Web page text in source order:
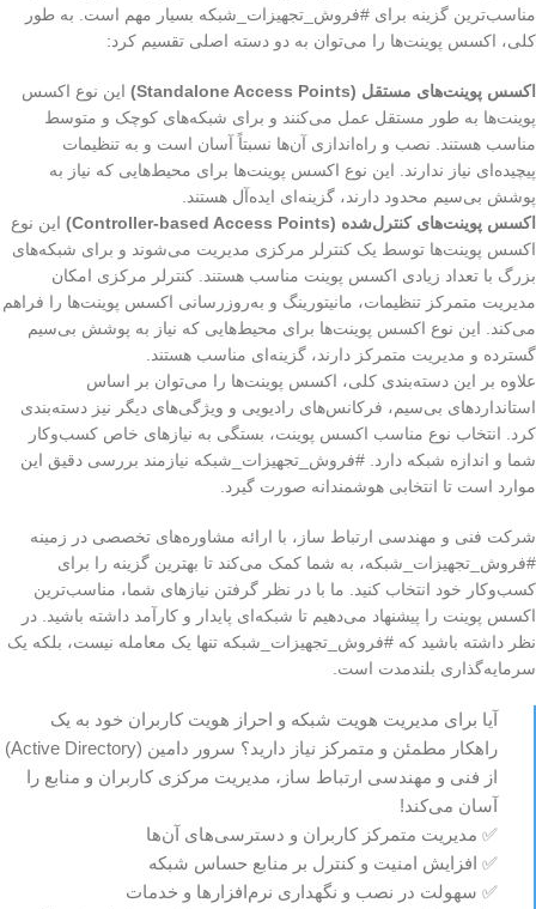
مناسب‌ترین گزینه برای #فروش_تجهیزات_شبکه بسیار مهم است. به طور
کلی، اکسس پوینت‌ها را می‌توان به دو دسته اصلی تقسیم کرد:
اکسس پوینت‌های مستقل (Standalone Access Points)
این نوع اکسس
پوینت‌ها به طور مستقل عمل می‌کنند و برای شبکه‌های کوچک و متوسط
مناسب هستند. نصب و راه‌اندازی آن‌ها نسبتاً آسان است و به تنظیمات
پیچیده‌ای نیاز ندارند. این نوع اکسس پوینت‌ها برای محیط‌هایی که نیاز به
پوشش بی‌سیم محدود دارند، گزینه‌ای ایده‌آل هستند.
اکسس پوینت‌های کنترل‌شده (Controller-based Access Points)
این نوع
اکسس پوینت‌ها توسط یک کنترلر مرکزی مدیریت می‌شوند و برای شبکه‌های
بزرگ با تعداد زیادی اکسس پوینت مناسب هستند. کنترلر مرکزی امکان
مدیریت متمرکز تنظیمات، مانیتورینگ و به‌روزرسانی اکسس پوینت‌ها را فراهم
می‌کند. این نوع اکسس پوینت‌ها برای محیط‌هایی که نیاز به پوشش بی‌سیم
گسترده و مدیریت متمرکز دارند، گزینه‌ای مناسب هستند.
علاوه بر این دسته‌بندی کلی، اکسس پوینت‌ها را می‌توان بر اساس
استانداردهای بی‌سیم، فرکانس‌های رادیویی و ویژگی‌های دیگر نیز دسته‌بندی
کرد. انتخاب نوع مناسب اکسس پوینت، بستگی به نیازهای خاص کسب‌وکار
شما و اندازه شبکه دارد. #فروش_تجهیزات_شبکه نیازمند بررسی دقیق این
موارد است تا انتخابی هوشمندانه صورت گیرد.
شرکت فنی و مهندسی ارتباط ساز، با ارائه مشاوره‌های تخصصی در زمینه
#فروش_تجهیزات_شبکه، به شما کمک می‌کند تا بهترین گزینه را برای
کسب‌وکار خود انتخاب کنید. ما با در نظر گرفتن نیازهای شما، مناسب‌ترین
اکسس پوینت را پیشنهاد می‌دهیم تا شبکه‌ای پایدار و کارآمد داشته باشید. در
نظر داشته باشید که #فروش_تجهیزات_شبکه تنها یک معامله نیست، بلکه یک
سرمایه‌گذاری بلندمدت است.
آیا برای مدیریت هویت شبکه و احراز هویت کاربران خود به یک
راهکار مطمئن و متمرکز نیاز دارید؟ سرور دامین (Active Directory)
از فنی و مهندسی ارتباط ساز، مدیریت مرکزی کاربران و منابع را
آسان می‌کند!
✅ مدیریت متمرکز کاربران و دسترسی‌های آن‌ها
✅ افزایش امنیت و کنترل بر منابع حساس شبکه
✅ سهولت در نصب و نگهداری نرم‌افزارها و خدمات